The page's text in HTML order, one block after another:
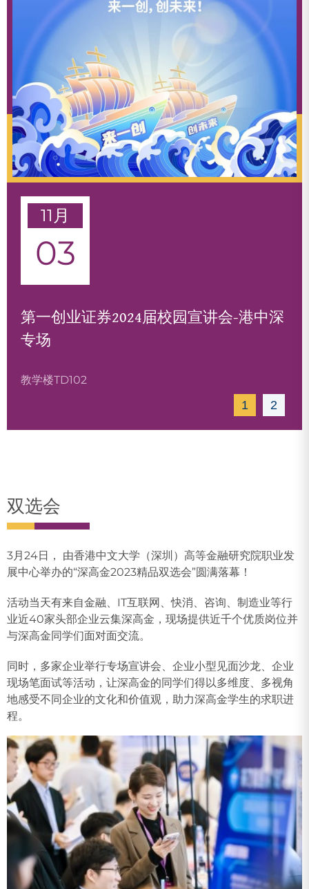
11月
03
第一创业证券2024届校园宣讲会-港中深
专场
教学楼TD102
1 2
双选会
3月24日， 由香港中文大学（深圳）高等金融研究院职业发
展中心举办的“深高金2023精品双选会”圆满落幕！
活动当天有来自金融、IT互联网、快消、咨询、制造业等行
业近40家头部企业云集深高金，现场提供近千个优质岗位并
与深高金同学们面对面交流。
同时，多家企业举行专场宣讲会、企业小型见面沙龙、企业
现场笔面试等活动，让深高金的同学们得以多维度、多视角
地感受不同企业的文化和价值观，助力深高金学生的求职进
程。